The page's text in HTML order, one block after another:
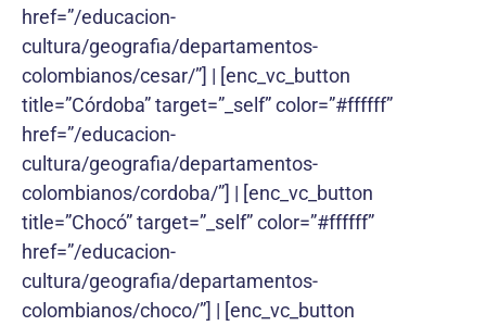
href=”/educacion-
cultura/geografia/departamentos-
colombianos/cesar/”] | [enc_vc_button
title=”Córdoba” target=”_self” color=”#ffffff”
href=”/educacion-
cultura/geografia/departamentos-
colombianos/cordoba/”] | [enc_vc_button
title=”Chocó” target=”_self” color=”#ffffff”
href=”/educacion-
cultura/geografia/departamentos-
colombianos/choco/”] | [enc_vc_button